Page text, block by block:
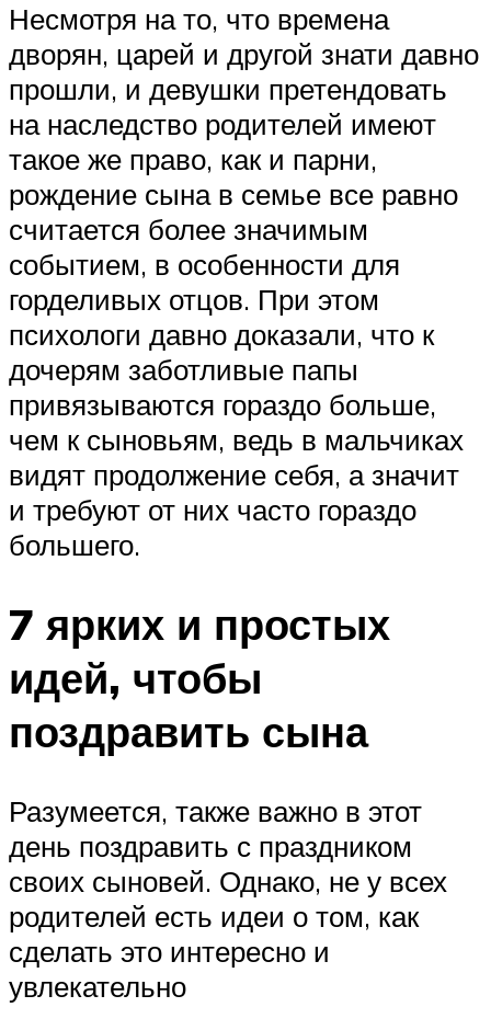
Несмотря на то, что времена
дворян, царей и другой знати давно
прошли, и девушки претендовать
на наследство родителей имеют
такое же право, как и парни,
рождение сына в семье все равно
считается более значимым
событием, в особенности для
горделивых отцов. При этом
психологи давно доказали, что к
дочерям заботливые папы
привязываются гораздо больше,
чем к сыновьям, ведь в мальчиках
видят продолжение себя, а значит
и требуют от них часто гораздо
большего.
7 ярких и простых
идей, чтобы
поздравить сына
Разумеется, также важно в этот
день поздравить с праздником
своих сыновей. Однако, не у всех
родителей есть идеи о том, как
сделать это интересно и
увлекательно